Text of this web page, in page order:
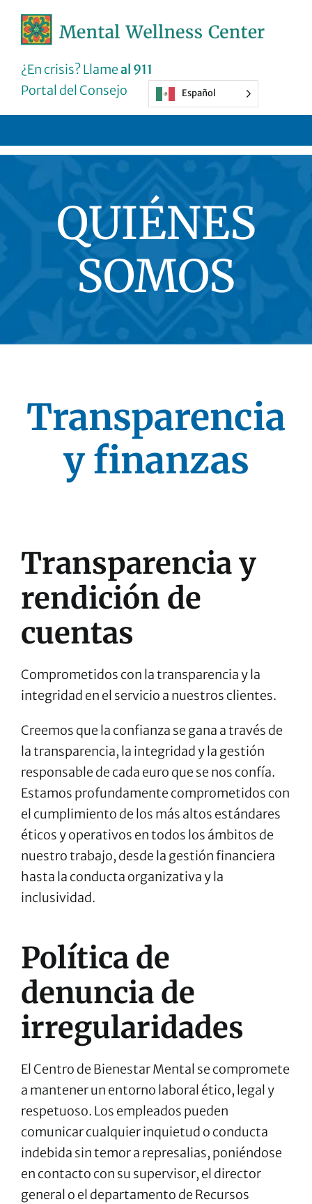
¿En crisis? Llameal 911
Portal del Consejo
Español
QUIÉNES
SOMOS
Transparencia
y finanzas
Transparencia y
rendición de
cuentas
Comprometidos con la transparencia y la
integridad en el servicio a nuestros clientes.
Creemos que la confianza se gana a través de
la transparencia, la integridad y la gestión
responsable de cada euro que se nos confía.
Estamos profundamente comprometidos con
el cumplimiento de los más altos estándares
éticos y operativos en todos los ámbitos de
nuestro trabajo, desde la gestión financiera
hasta la conducta organizativa y la
inclusividad.
Política de
denuncia de
irregularidades
El Centro de Bienestar Mental se compromete
a mantener un entorno laboral ético, legal y
respetuoso. Los empleados pueden
comunicar cualquier inquietud o conducta
indebida sin temor a represalias, poniéndose
en contacto con su supervisor, el director
general o el departamento de Recursos